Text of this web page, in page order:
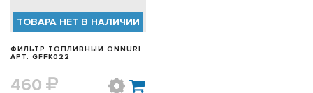
ТОВАРА НЕТ В НАЛИЧИИ
ФИЛЬТР ТОПЛИВНЫЙ ONNURI
АРТ. GFFK022
460